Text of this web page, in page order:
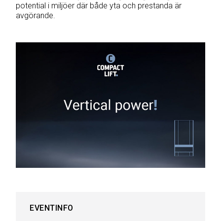
potential i miljöer där både yta och prestanda är
avgörande.
EVENTINFO